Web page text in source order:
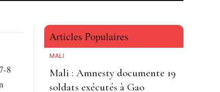
8
Articles Populaires
MALI
Mali : Amnesty documente 19
soldats exécutés à Gao